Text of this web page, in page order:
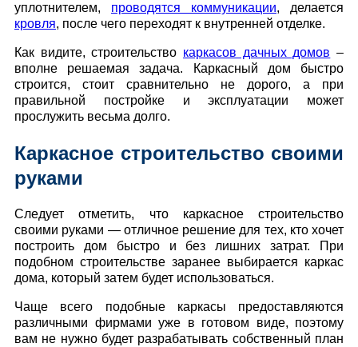
уплотнителем, проводятся коммуникации, делается
кровля, после чего переходят к внутренней отделке.
Как видите, строительство каркасов дачных домов –
вполне решаемая задача. Каркасный дом быстро
строится, стоит сравнительно не дорого, а при
правильной постройке и эксплуатации может
прослужить весьма долго.
Каркасное строительство своими
руками
Следует отметить, что каркасное строительство
своими руками — отличное решение для тех, кто хочет
построить дом быстро и без лишних затрат. При
подобном строительстве заранее выбирается каркас
дома, который затем будет использоваться.
Чаще всего подобные каркасы предоставляются
различными фирмами уже в готовом виде, поэтому
вам не нужно будет разрабатывать собственный план